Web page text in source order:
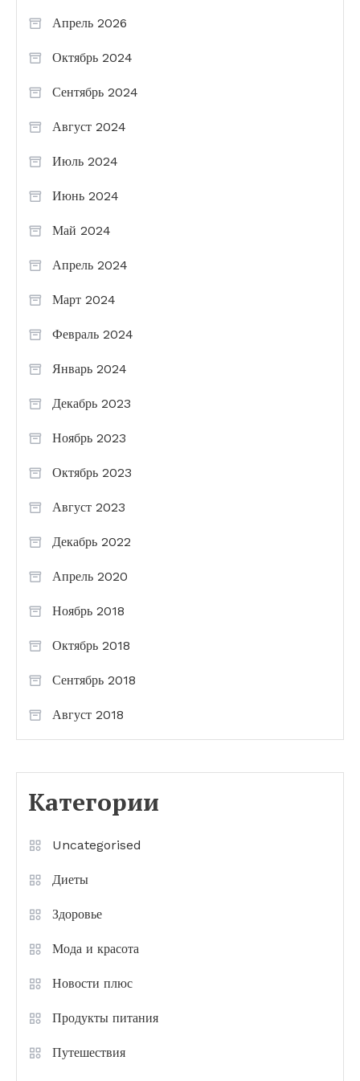
Апрель 2026
Октябрь 2024
Сентябрь 2024
Август 2024
Июль 2024
Июнь 2024
Май 2024
Апрель 2024
Март 2024
Февраль 2024
Январь 2024
Декабрь 2023
Ноябрь 2023
Октябрь 2023
Август 2023
Декабрь 2022
Апрель 2020
Ноябрь 2018
Октябрь 2018
Сентябрь 2018
Август 2018
Категории
Uncategorised
Диеты
Здоровье
Мода и красота
Новости плюс
Продукты питания
Путешествия